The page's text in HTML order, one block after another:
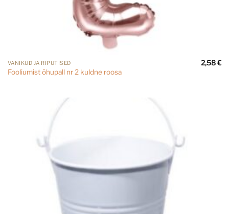
VANIKUD JA RIPUTISED
Fooliumist õhupall nr 2 kuldne roosa
2,58€